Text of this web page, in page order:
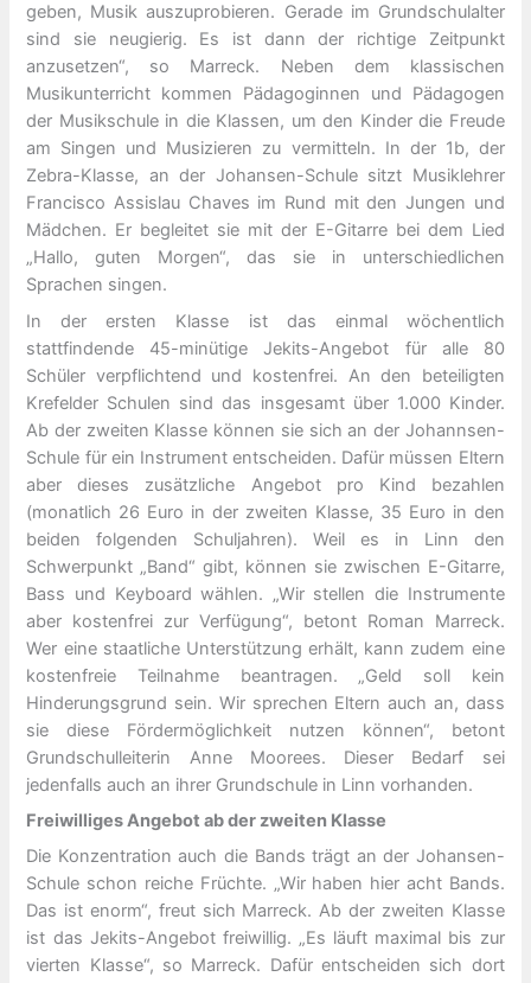
geben, Musik auszuprobieren. Gerade im Grundschulalter
sind sie neugierig. Es ist dann der richtige Zeitpunkt
anzusetzen“, so Marreck. Neben dem klassischen
Musikunterricht kommen Pädagoginnen und Pädagogen
der Musikschule in die Klassen, um den Kinder die Freude
am Singen und Musizieren zu vermitteln. In der 1b, der
Zebra-Klasse, an der Johansen-Schule sitzt Musiklehrer
Francisco Assislau Chaves im Rund mit den Jungen und
Mädchen. Er begleitet sie mit der E-Gitarre bei dem Lied
„Hallo, guten Morgen“, das sie in unterschiedlichen
Sprachen singen.
In der ersten Klasse ist das einmal wöchentlich
stattfindende 45-minütige Jekits-Angebot für alle 80
Schüler verpflichtend und kostenfrei. An den beteiligten
Krefelder Schulen sind das insgesamt über 1.000 Kinder.
Ab der zweiten Klasse können sie sich an der Johannsen-
Schule für ein Instrument entscheiden. Dafür müssen Eltern
aber dieses zusätzliche Angebot pro Kind bezahlen
(monatlich 26 Euro in der zweiten Klasse, 35 Euro in den
beiden folgenden Schuljahren). Weil es in Linn den
Schwerpunkt „Band“ gibt, können sie zwischen E-Gitarre,
Bass und Keyboard wählen. „Wir stellen die Instrumente
aber kostenfrei zur Verfügung“, betont Roman Marreck.
Wer eine staatliche Unterstützung erhält, kann zudem eine
kostenfreie Teilnahme beantragen. „Geld soll kein
Hinderungsgrund sein. Wir sprechen Eltern auch an, dass
sie diese Fördermöglichkeit nutzen können“, betont
Grundschulleiterin Anne Moorees. Dieser Bedarf sei
jedenfalls auch an ihrer Grundschule in Linn vorhanden.
Freiwilliges Angebot ab der zweiten Klasse
Die Konzentration auch die Bands trägt an der Johansen-
Schule schon reiche Früchte. „Wir haben hier acht Bands.
Das ist enorm“, freut sich Marreck. Ab der zweiten Klasse
ist das Jekits-Angebot freiwillig. „Es läuft maximal bis zur
vierten Klasse“, so Marreck. Dafür entscheiden sich dort